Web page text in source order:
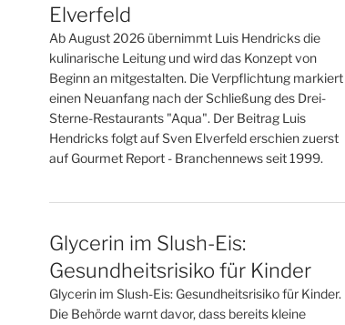
Elverfeld
Ab August 2026 übernimmt Luis Hendricks die
kulinarische Leitung und wird das Konzept von
Beginn an mitgestalten. Die Verpflichtung markiert
einen Neuanfang nach der Schließung des Drei-
Sterne-Restaurants "Aqua". Der Beitrag Luis
Hendricks folgt auf Sven Elverfeld erschien zuerst
auf Gourmet Report - Branchennews seit 1999.
Glycerin im Slush-Eis:
Gesundheitsrisiko für Kinder
Glycerin im Slush-Eis: Gesundheitsrisiko für Kinder.
Die Behörde warnt davor, dass bereits kleine